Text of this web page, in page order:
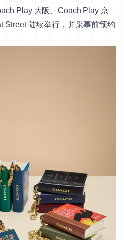
Play 大阪、Coach Play 京
Street 陆续举行，并采事前预约